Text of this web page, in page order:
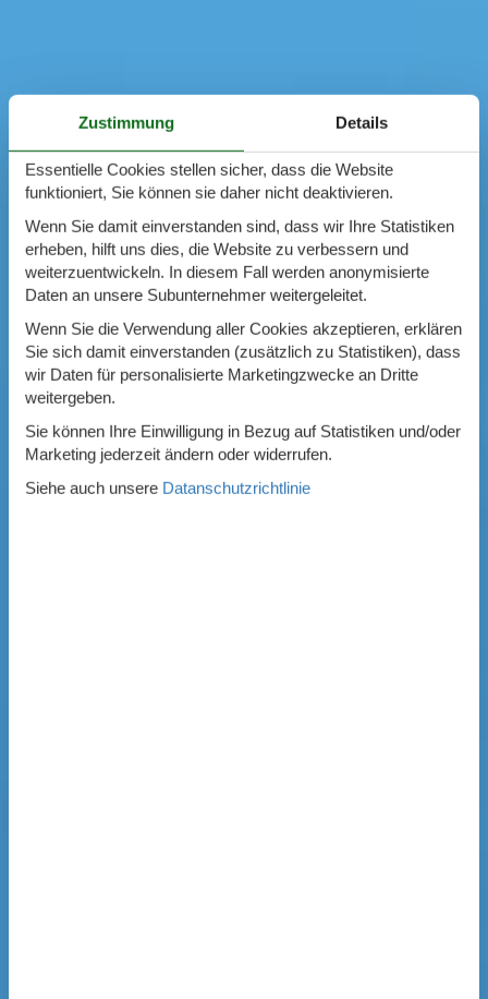
Zustimmung Details
Essentielle Cookies stellen sicher, dass die Website
funktioniert, Sie können sie daher nicht deaktivieren.
Wenn Sie damit einverstanden sind, dass wir Ihre Statistiken
erheben, hilft uns dies, die Website zu verbessern und
weiterzuentwickeln. In diesem Fall werden anonymisierte
Daten an unsere Subunternehmer weitergeleitet.
Wenn Sie die Verwendung aller Cookies akzeptieren, erklären
Sie sich damit einverstanden (zusätzlich zu Statistiken), dass
wir Daten für personalisierte Marketingzwecke an Dritte
weitergeben.
Sie können Ihre Einwilligung in Bezug auf Statistiken und/oder
Marketing jederzeit ändern oder widerrufen.
Siehe auch unsere Datanschutzrichtlinie